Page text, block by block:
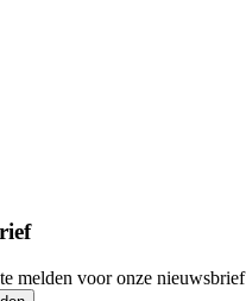
melden voor onze nieuwsbrief